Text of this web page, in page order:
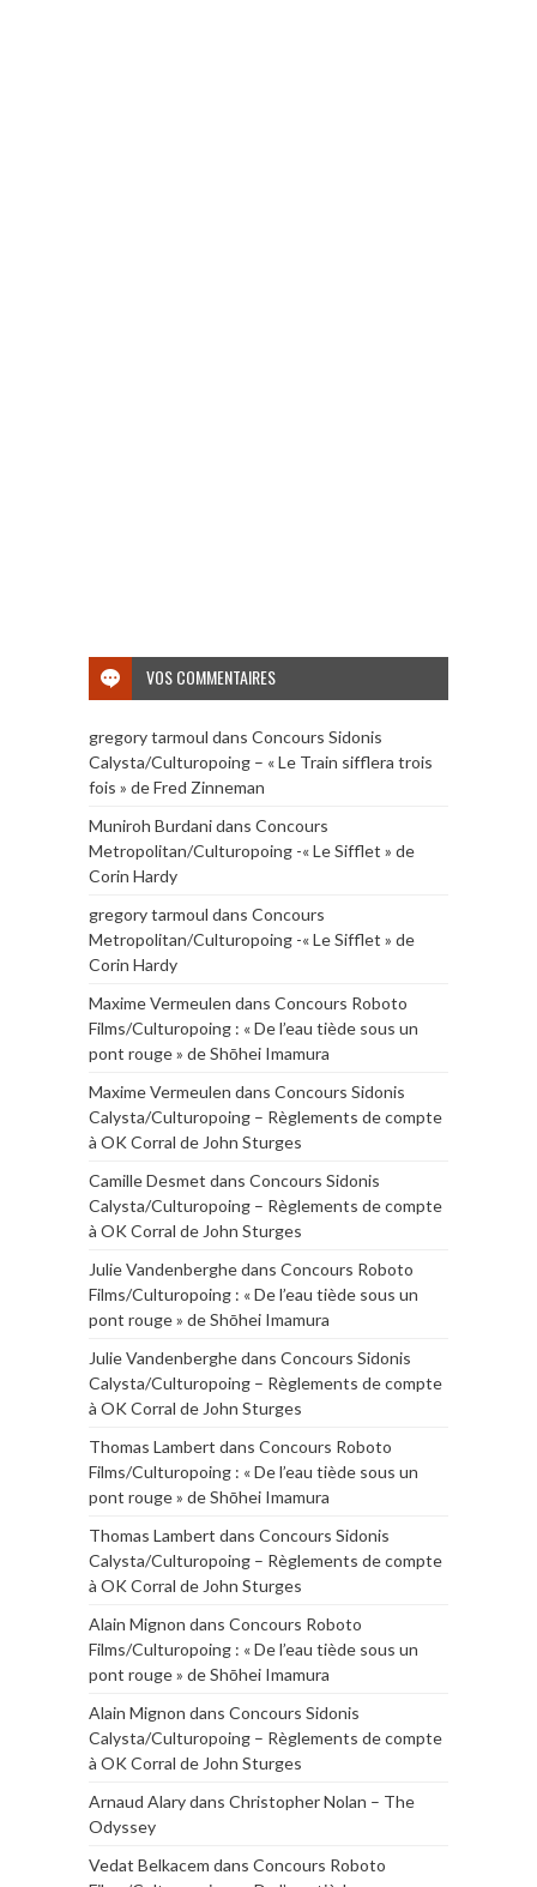
VOS COMMENTAIRES
gregory tarmoul dans Concours Sidonis
Calysta/Culturopoing – « Le Train sifflera trois
fois » de Fred Zinneman
Muniroh Burdanidans Concours
Metropolitan/Culturopoing -« Le Sifflet » de
Corin Hardy
gregory tarmoul dans Concours
Metropolitan/Culturopoing -« Le Sifflet » de
Corin Hardy
Maxime Vermeulen dans Concours Roboto
Films/Culturopoing : « De l’eau tiède sous un
pont rouge » de Shōhei Imamura
Maxime Vermeulen dans Concours Sidonis
Calysta/Culturopoing – Règlements de compte
à OK Corral de John Sturges
Camille Desmet dans Concours Sidonis
Calysta/Culturopoing – Règlements de compte
à OK Corral de John Sturges
Julie Vandenberghedans Concours Roboto
Films/Culturopoing : « De l’eau tiède sous un
pont rouge » de Shōhei Imamura
Julie Vandenberghedans Concours Sidonis
Calysta/Culturopoing – Règlements de compte
à OK Corral de John Sturges
Thomas Lambert dans Concours Roboto
Films/Culturopoing : « De l’eau tiède sous un
pont rouge » de Shōhei Imamura
Thomas Lambert dans Concours Sidonis
Calysta/Culturopoing – Règlements de compte
à OK Corral de John Sturges
Alain Mignon dans Concours Roboto
Films/Culturopoing : « De l’eau tiède sous un
pont rouge » de Shōhei Imamura
Alain Mignon dans Concours Sidonis
Calysta/Culturopoing – Règlements de compte
à OK Corral de John Sturges
Arnaud Alarydans Christopher Nolan – The
Odyssey
Vedat Belkacem dans Concours Roboto